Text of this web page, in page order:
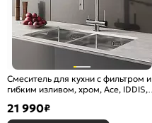
Смеситель для кухни с фильтром и
гибким изливом, хром, Ace, IDDIS,
21 990₽